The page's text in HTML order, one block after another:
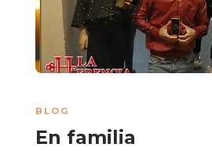
BLOG
En familia